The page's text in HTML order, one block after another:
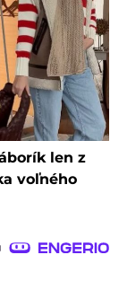
len z
voľného